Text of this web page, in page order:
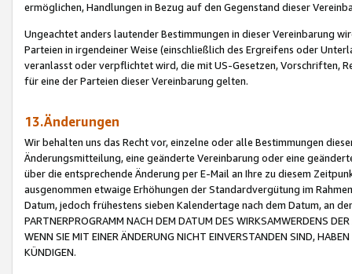
ermöglichen, Handlungen in Bezug auf den Gegenstand dieser
Ungeachtet anders lautender Bestimmungen in dieser Vereinbarung
Parteien in irgendeiner Weise (einschließlich des Ergreifens oder
veranlasst oder verpflichtet wird, die mit US-Gesetzen, Vorschriften,
für eine der Parteien dieser Vereinbarung gelten.
13.Änderungen
Wir behalten uns das Recht vor, einzelne oder alle Bestimmungen
Änderungsmitteilung, eine geänderte Vereinbarung oder eine
über die entsprechende Änderung per E-Mail an Ihre zu diesem
ausgenommen etwaige Erhöhungen der Standardvergütung im
Datum, jedoch frühestens sieben Kalendertage nach dem Datum, an
PARTNERPROGRAMM NACH DEM DATUM DES WIRKSAMWERDENS
WENN SIE MIT EINER ÄNDERUNG NICHT EINVERSTANDEN SIND,
KÜNDIGEN.